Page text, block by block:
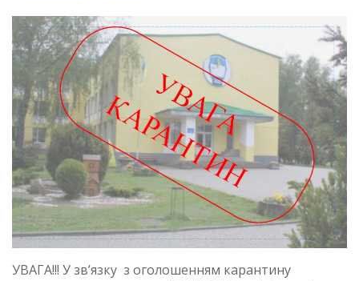
УВАГА!!! У зв’язку з оголошенням карантину